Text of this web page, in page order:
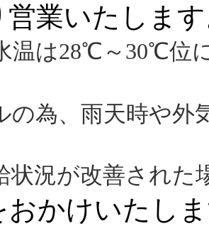
営業いたしま
温は28℃～30℃位
の為、雨天時や外
状況が改善された
おかけいたし